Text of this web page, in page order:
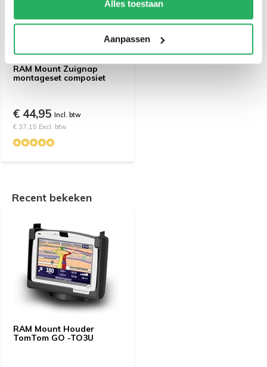
Alles toestaan
Aanpassen
RAM Mount Zuignap
montageset composiet
€ 44,95 Incl. btw
€ 37,15 Excl. btw
Recent bekeken
RAM Mount Houder
TomTom GO -TO3U